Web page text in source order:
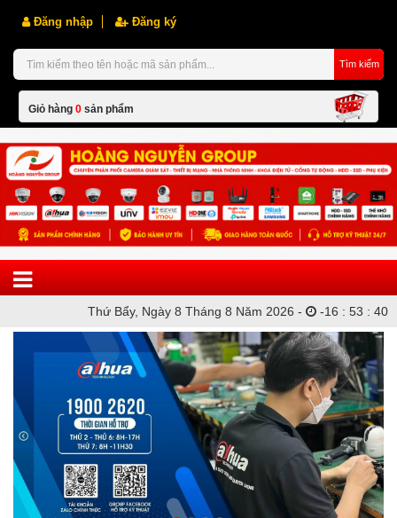
Đăng nhập Đăng ký
Tìm kiếm
Giỏ hàng 0 sản phẩm
Thứ Bẩy, Ngày 8 Tháng 8 Năm 2026 - -16 : 53 : 40